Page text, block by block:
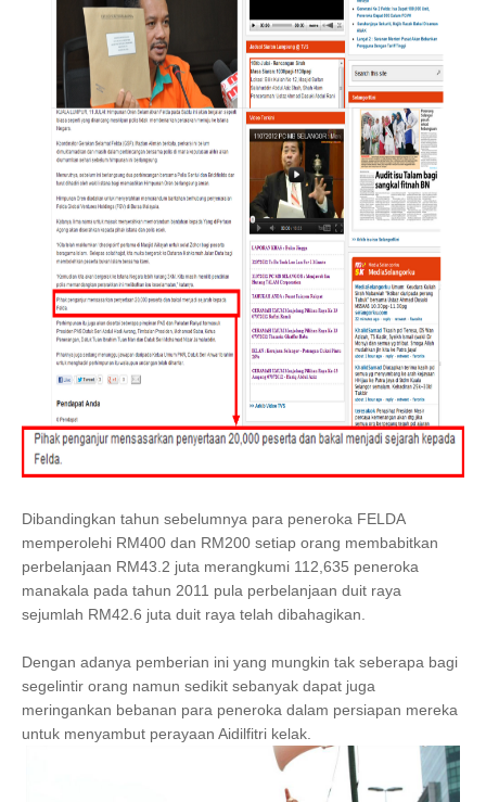
Dibandingkan tahun sebelumnya para peneroka FELDA
memperolehi RM400 dan RM200 setiap orang membabitkan
perbelanjaan RM43.2 juta merangkumi 112,635 peneroka
manakala pada tahun 2011 pula perbelanjaan duit raya
sejumlah RM42.6 juta duit raya telah dibahagikan.
Dengan adanya pemberian ini yang mungkin tak seberapa bagi
segelintir orang namun sedikit sebanyak dapat juga
meringankan bebanan para peneroka dalam persiapan mereka
untuk menyambut perayaan Aidilfitri kelak.